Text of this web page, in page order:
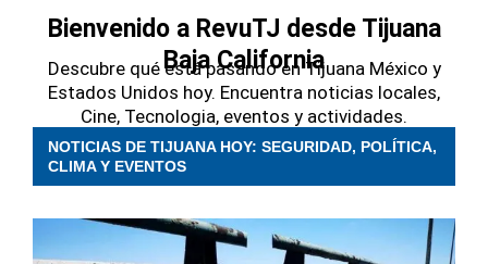
Bienvenido a RevuTJ desde Tijuana
Baja California
Descubre qué está pasando en Tijuana México y
Estados Unidos hoy. Encuentra noticias locales,
Cine, Tecnologia, eventos y actividades.
NOTICIAS DE TIJUANA HOY: SEGURIDAD, POLÍTICA,
CLIMA Y EVENTOS